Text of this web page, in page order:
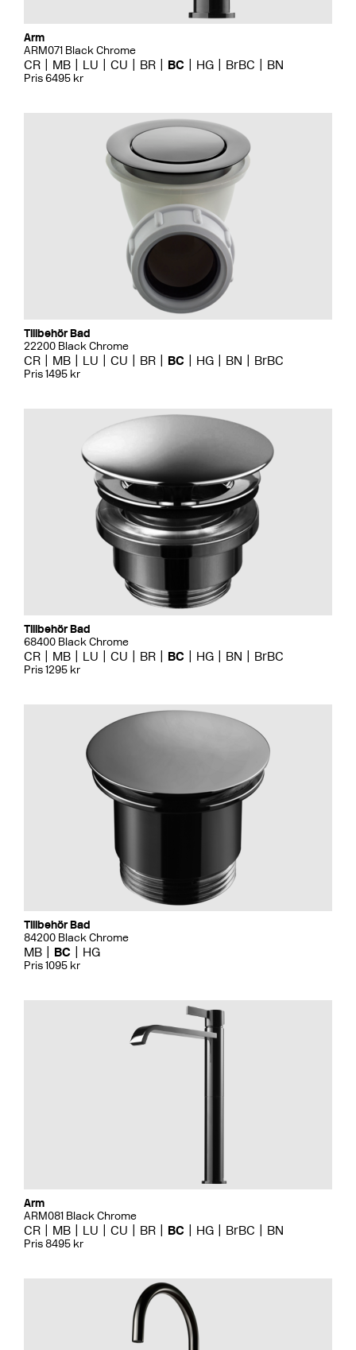
Arm
ARM071 Black Chrome
CR MB LU CU BR BC HG BrBC BN
Pris 6495 kr
Tillbehör Bad
22200 Black Chrome
CR MB LU CU BR BC HG BN BrBC
Pris 1495 kr
Tillbehör Bad
68400 Black Chrome
CR MB LU CU BR BC HG BN BrBC
Pris 1295 kr
Tillbehör Bad
84200 Black Chrome
MB BC HG
Pris 1095 kr
Arm
ARM081 Black Chrome
CR MB LU CU BR BC HG BrBC BN
Pris 8495 kr